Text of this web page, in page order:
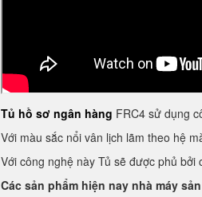
Tủ hồ sơ ngân hàng FRC4 sử dụng
Với màu sắc nổi vân lịch lãm theo hệ
Với công nghệ này Tủ sẽ được phủ
Các sản phẩm hiện nay nhà máy